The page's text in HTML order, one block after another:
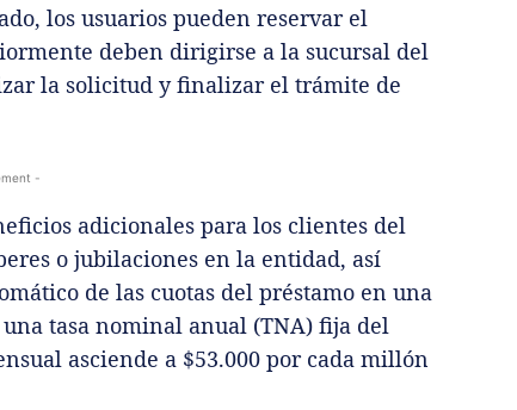
los usuarios pueden reservar el
deben dirigirse a la sucursal del
la solicitud y finalizar el trámite de
-
adicionales para los clientes del
o jubilaciones en la entidad, así
de las cuotas del préstamo en una
tasa nominal anual (TNA) fija del
asciende a $53.000 por cada millón